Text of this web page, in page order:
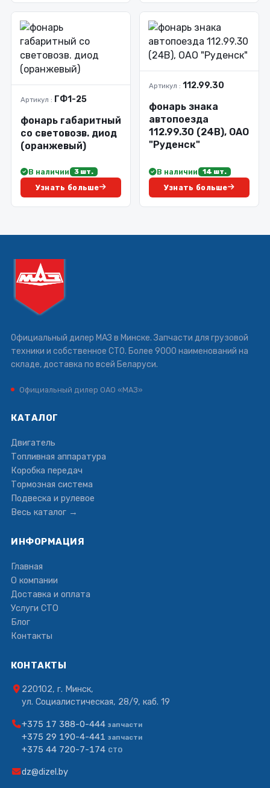
Артикул : ГФ1-25
фонарь габаритный
со световозв. диод
(оранжевый)
В наличии 3 шт.
Узнать больше
Артикул : 112.99.30
фонарь знака
автопоезда
112.99.30 (24В), ОАО
"Руденск"
В наличии 14 шт.
Узнать больше
Официальный дилер МАЗ в Минске. Запчасти для грузовой
техники и собственное СТО. Более 9000 наименований на
складе, доставка по всей Беларуси.
Официальный дилер ОАО «МАЗ»
КАТАЛОГ
Двигатель
Топливная аппаратура
Коробка передач
Тормозная система
Подвеска и рулевое
Весь каталог →
ИНФОРМАЦИЯ
Главная
О компании
Доставка и оплата
Услуги СТО
Блог
Контакты
КОНТАКТЫ
220102, г. Минск,
ул. Социалистическая, 28/9, каб. 19
+375 17 388-0-444 запчасти
+375 29 190-4-441 запчасти
+375 44 720-7-174 СТО
dz@dizel.by